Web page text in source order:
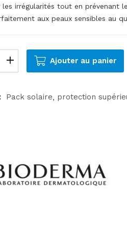
irrégularités tout en prévenant
aux peaux sensibles au
Ajouter au panier
Pack solaire protection